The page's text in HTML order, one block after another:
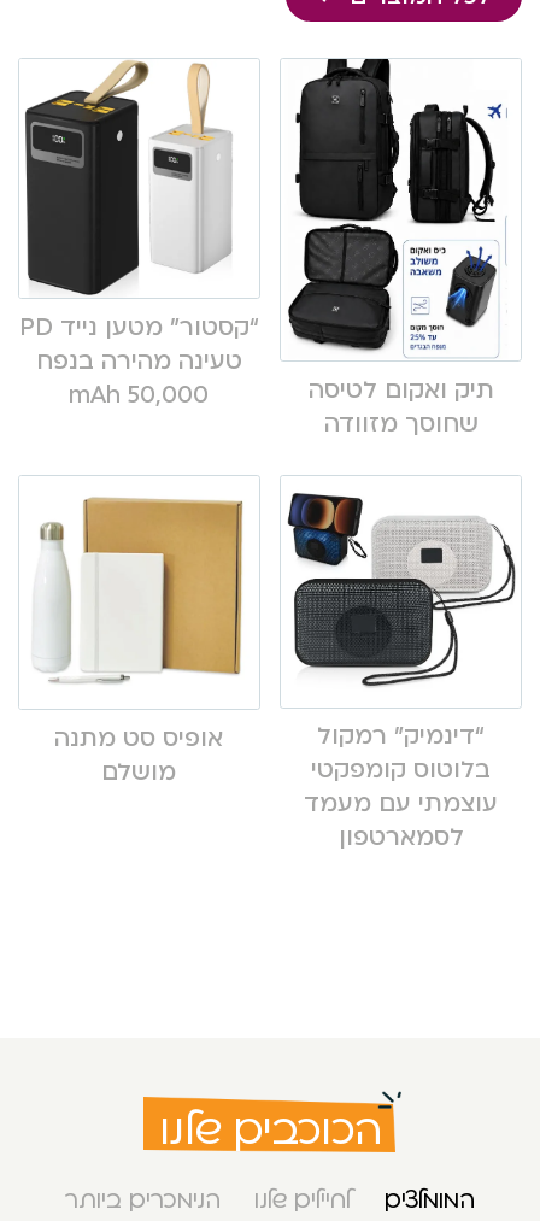
תיק ואקום לטיסה
שחוסך מזוודה
“קסטור” מטען נייד PD
טעינה מהירה בנפח
50,000 mAh
“דינמיק” רמקול
בלוטוס קומפקטי
עוצמתי עם מעמד
לסמארטפון
אופיס סט מתנה
מושלם
הכוכבים שלנו
המומלצים לחיילים שלנו הנימכרים ביותר